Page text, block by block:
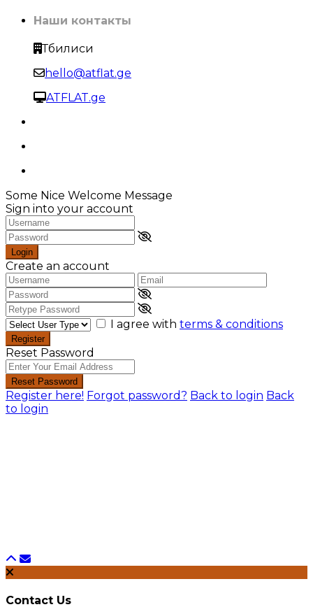
Наши контакты
Тбилиси
hello@atflat.ge
ATFLAT.ge
Some Nice Welcome Message
Sign into your account
Login
Create an account
I agree with terms & conditions
Register
Reset Password
Reset Password
Register here! Forgot password? Back to login Back
to login
Contact Us